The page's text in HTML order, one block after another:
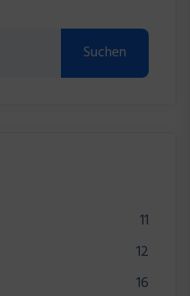
Suchen
11
12
16